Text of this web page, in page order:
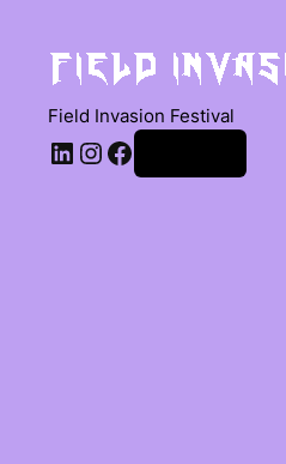
Field Invasion Festival